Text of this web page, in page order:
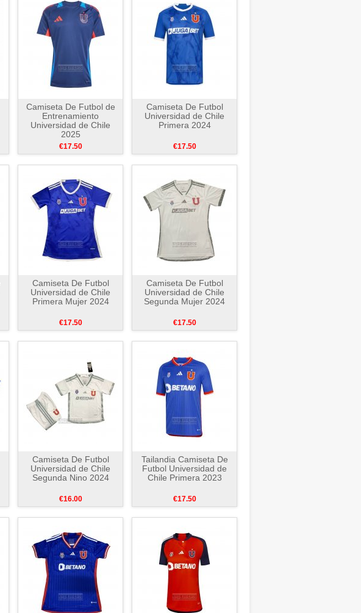
Camiseta De Futbol de
Entrenamiento
Universidad de Chile
2025
€17.50
Camiseta De Futbol
Universidad de Chile
Primera 2024
€17.50
Camiseta De Futbol
Universidad de Chile
Primera Mujer 2024
€17.50
Camiseta De Futbol
Universidad de Chile
Segunda Mujer 2024
€17.50
Camiseta De Futbol
Universidad de Chile
Segunda Nino 2024
€16.00
Tailandia Camiseta De
Futbol Universidad de
Chile Primera 2023
€17.50